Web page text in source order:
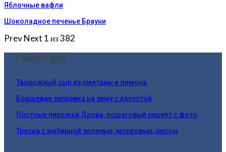
Яблочные вафли
Шоколадное печенье Брауни
PrevNext 1 из 382
Рецепт дня:
Творожный сыр из сметаны и лимона
Борщевая заправка на зиму с капустой
Постные пирожки Дрова, пошаговый рецепт с фото
Треска с имбирной зеленью, морковью, рисом